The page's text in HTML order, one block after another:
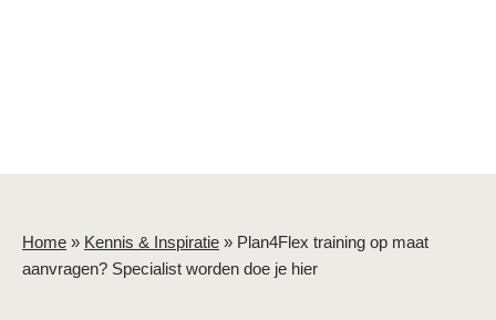
Home » Kennis & Inspiratie » Plan4Flex training op maat
aanvragen? Specialist worden doe je hier